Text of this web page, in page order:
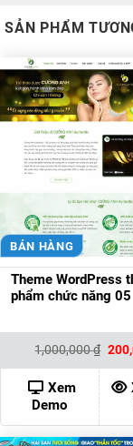
SẢN PHẨM
BÁN HÀNG
Theme WordPress
phẩm chức năng 05
1,000,000₫ Giá
là:
Xem
Demo